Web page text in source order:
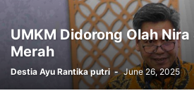
UMKM Didorong Olah
Merah
Destia Ayu Rantika putri - June 26, 2025